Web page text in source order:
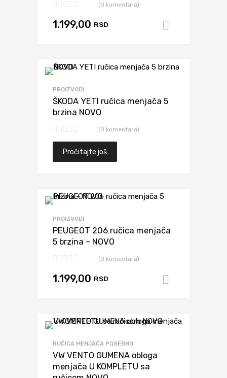
(0 komentara)
1.199,00 RSD
PROIZVODI
ŠKODA YETI ručica menjača 5
brzina NOVO
(0 komentara)
Pročitajte još
PROIZVODI
PEUGEOT 206 ručica menjača
5 brzina – NOVO
(0 komentara)
1.199,00 RSD
RUČICA MENJAČA POSEBNO
VW VENTO GUMENA obloga
menjača U KOMPLETU sa